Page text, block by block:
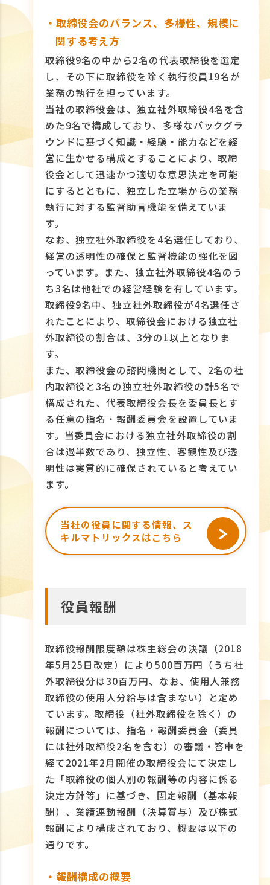
・取締役会のバランス、多様性、規模に
関する考え方
取締役9名の中から2名の代表取締役を選定
し、その下に取締役を除く執行役員19名が
業務の執行を担っています。
当社の取締役会は、独立社外取締役4名を含
めた9名で構成しており、多様なバックグラ
ウンドに基づく知識・経験・能力などを経
営に生かせる構成とすることにより、取締
役会として迅速かつ適切な意思決定を可能
にするとともに、独立した立場からの業務
執行に対する監督助言機能を備えていま
す。
なお、独立社外取締役を4名選任しており、
経営の透明性の確保と監督機能の強化を図
っています。また、独立社外取締役4名のう
ち3名は他社での経営経験を有しています。
取締役9名中、独立社外取締役が4名選任さ
れたことにより、取締役会における独立社
外取締役の割合は、3分の1以上となりま
す。
また、取締役会の諮問機関として、2名の社
内取締役と3名の独立社外取締役の計5名で
構成された、代表取締役会長を委員長とす
る任意の指名・報酬委員会を設置していま
す。当委員会における独立社外取締役の割
合は過半数であり、独立性、客観性及び透
明性は実質的に確保されていると考えてい
ます。
当社の役員に関する情報、ス
キルマトリックスはこちら
役員報酬
取締役報酬限度額は株主総会の決議（2018
年5月25日改定）により500百万円（うち社
外取締役分は30百万円、なお、使用人兼務
取締役の使用人分給与は含まない）と定め
ています。取締役（社外取締役を除く）の
報酬については、指名・報酬委員会（委員
には社外取締役2名を含む）の審議・答申を
経て2021年2月開催の取締役会にて決定し
た「取締役の個人別の報酬等の内容に係る
決定方針等」に基づき、固定報酬（基本報
酬）、業績連動報酬（決算賞与）及び株式
報酬により構成されており、概要は以下の
通りです。
・報酬構成の概要